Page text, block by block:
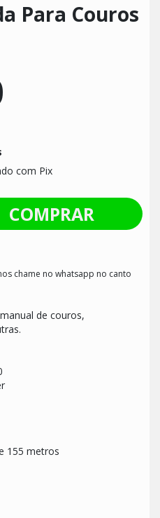
Para Couros
com Pix
chame no whatsapp no canto
de couros,
155 metros